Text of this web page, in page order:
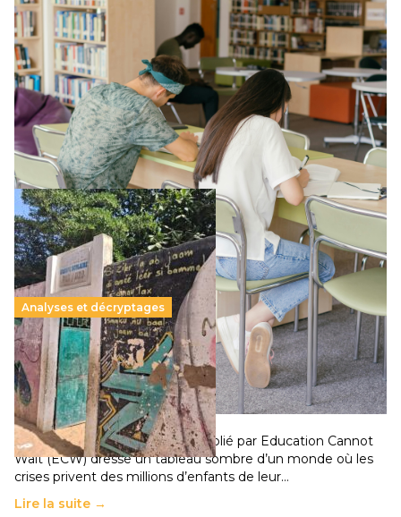
Supérieur privé : une dérive qui met à mal la
promesse républicaine
11 juillet 2026-
Le projet de loi sur la régulation de l’enseignement
supérieur privé met en lumière l’amplification d’un système
qui relègue l’acte pédagogique au superfétatoire, voire à…
Lire la suite →
Analyses et décryptages
258 millions d’enfants victimes de la guerre, des
chocs climatiques et des déplacements de
population
11 juillet 2026- National
Un nouveau rapport mondial publié par Education Cannot
Wait (ECW) dresse un tableau sombre d’un monde où les
crises privent des millions d’enfants de leur…
Lire la suite →